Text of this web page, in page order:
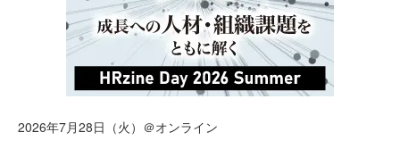
2026年7月28日（火）＠オンライン